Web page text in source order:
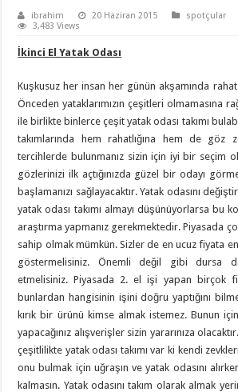
ibrahim 20 Haziran 2015 spotçular
3,483 Views
İkinci El Yatak Odası
Kuşkusuz her insan her günün akşamında
Önceden yataklarımızın çeşitleri olmamasına
ile birlikte binlerce çeşit yatak odası takımı
takımlarında hem rahatlığına hem de göz
tercihlerde bulunmanız sizin için iyi bir seçim
gözlerinizi ilk açtığınızda güzel bir odayı
başlamanızı sağlayacaktır. Yatak odasını
yatak odası takımı almayı düşünüyorlarsa bu
araştırma yapmanız gerekmektedir. Piyasada
sahip olmak mümkün. Sizler de en ucuz fiyata
göstermelisiniz. Önemli değil gibi dursa
etmelisiniz. Piyasada 2. el işi yapan birçok
bunlardan hangisinin işini doğru yaptığını
kırık bir ürünü kimse almak istemez. Bunun
yapacağınız alışverişler sizin yararınıza
çeşitlilikte yatak odası takımı var ki kendi
onu bulmak için uğraşın ve yatak odasını
kalmasın. Yatak odasını takım olarak almak